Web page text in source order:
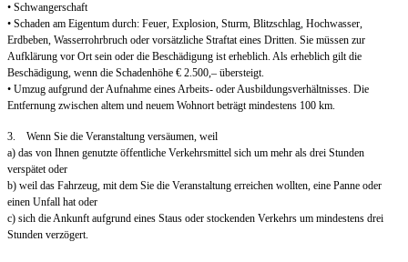
• Schwangerschaft
• Schaden am Eigentum durch: Feuer, Explosion, Sturm, Blitzschlag, Hochwasser,
Erdbeben, Wasserrohrbruch oder vorsätzliche Straftat eines Dritten. Sie müssen zur
Aufklärung vor Ort sein oder die Beschädigung ist erheblich. Als erheblich gilt die
Beschädigung, wenn die Schadenhöhe € 2.500,– übersteigt.
• Umzug aufgrund der Aufnahme eines Arbeits- oder Ausbildungsverhältnisses. Die
Entfernung zwischen altem und neuem Wohnort beträgt mindestens 100 km.
3. Wenn Sie die Veranstaltung versäumen, weil
a) das von Ihnen genutzte öffentliche Verkehrsmittel sich um mehr als drei Stunden
verspätet oder
b) weil das Fahrzeug, mit dem Sie die Veranstaltung erreichen wollten, eine Panne oder
einen Unfall hat oder
c) sich die Ankunft aufgrund eines Staus oder stockenden Verkehrs um mindestens drei
Stunden verzögert.